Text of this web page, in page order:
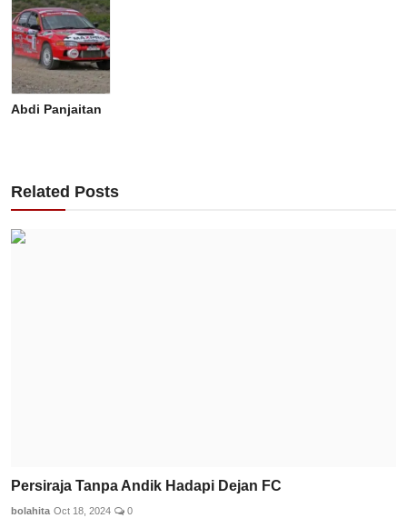
Abdi Panjaitan
Related Posts
Persiraja Tanpa Andik Hadapi Dejan FC
bolahita Oct 18, 2024 0